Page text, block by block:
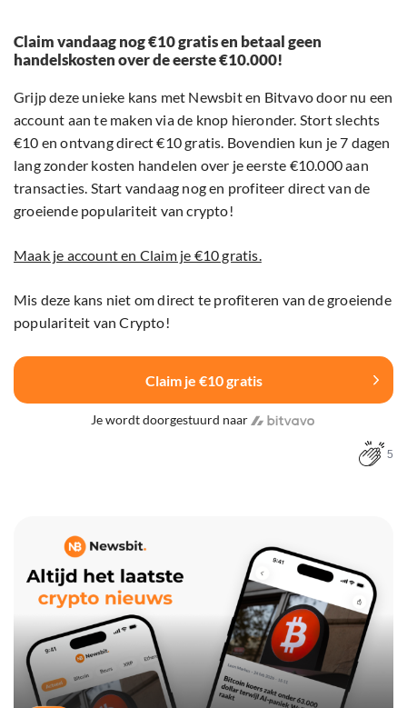
Claim vandaag nog €10 gratis en betaal geen
handelskosten over de eerste €10.000!
Grijp deze unieke kans met Newsbit en Bitvavo door nu een
account aan te maken via de knop hieronder. Stort slechts
€10 en ontvang direct €10 gratis. Bovendien kun je 7 dagen
lang zonder kosten handelen over je eerste €10.000 aan
transacties. Start vandaag nog en profiteer direct van de
groeiende populariteit van crypto!
Maak je account en Claim je €10 gratis.
Mis deze kans niet om direct te profiteren van de groeiende
populariteit van Crypto!
Claim je €10 gratis
Je wordt doorgestuurd naar
5